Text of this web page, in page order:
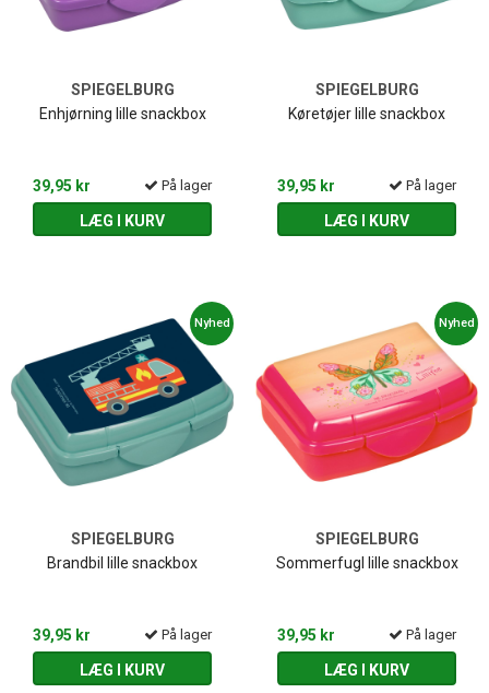
SPIEGELBURG
Enhjørning lille snackbox
39,95 kr På lager
LÆG I KURV
SPIEGELBURG
Køretøjer lille snackbox
39,95 kr På lager
LÆG I KURV
Nyhed
SPIEGELBURG
Brandbil lille snackbox
39,95 kr På lager
LÆG I KURV
Nyhed
SPIEGELBURG
Sommerfugl lille snackbox
39,95 kr På lager
LÆG I KURV